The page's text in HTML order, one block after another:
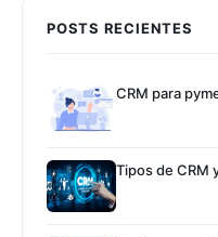
POSTS RECIENTES
CRM para
Tipos de CRM